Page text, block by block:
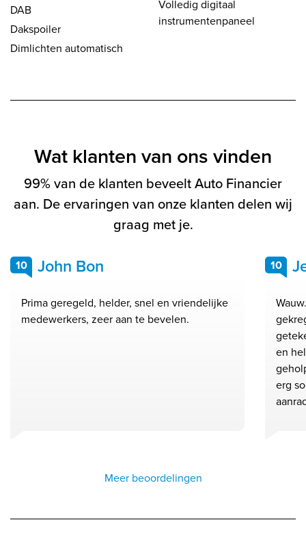
DAB
Dakspoiler
Dimlichten automatisch
Volledig digitaal
instrumentenpaneel
Wat klanten van ons vinden
99% van de klanten beveelt Auto Financier
aan. De ervaringen van onze klanten delen wij
graag met je.
10 John Bon
Prima geregeld, helder, snel en vriendelijke
medewerkers, zeer aan te bevelen.
10
en
erg
Meer beoordelingen